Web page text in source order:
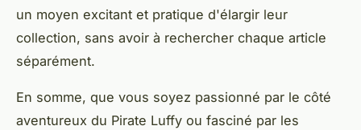
un moyen excitant et pratique d'élargir leur
collection, sans avoir à rechercher chaque article
séparément.
En somme, que vous soyez passionné par le côté
aventureux du Pirate Luffy ou fasciné par les